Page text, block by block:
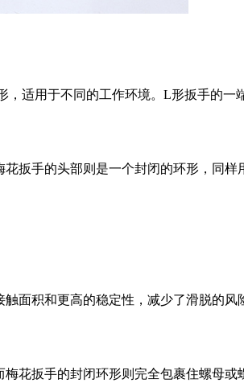
适用于不同的工作环境。L形扳手的一
扳手的头部则是一个封闭的环形，同样
面积和更高的稳定性，减少了滑脱的风
花扳手的封闭环形则完全包裹住螺母